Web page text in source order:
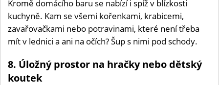
Kromě domácího baru se nabízí i spíž v blízkosti
kuchyně. Kam se všemi kořenkami, krabicemi,
zavařovačkami nebo potravinami, které není třeba
mít v lednici a ani na očích? Šup s nimi pod schody.
8. Úložný prostor na hračky nebo dětský
koutek